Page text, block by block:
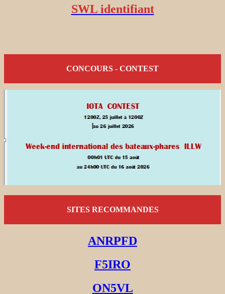
SWL identifiant
CONCOURS - CONTEST
SITES RECOMMANDES
ANRPFD
F5IRO
ON5VL